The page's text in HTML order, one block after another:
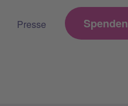
Presse Spenden